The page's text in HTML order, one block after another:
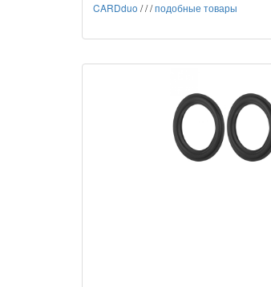
CARDduo ///подобные товары